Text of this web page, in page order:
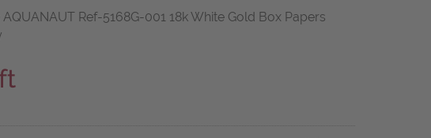
AQUANAUT Ref-5168G-001 18k White Gold Box Papers